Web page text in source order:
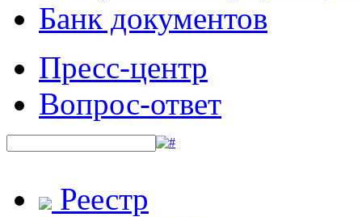
Банк документов
Пресс-центр
Вопрос-ответ
Реестр